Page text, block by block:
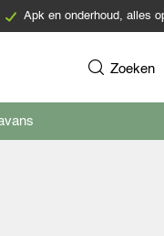
Apk en onderhoud, alles
Zoeken